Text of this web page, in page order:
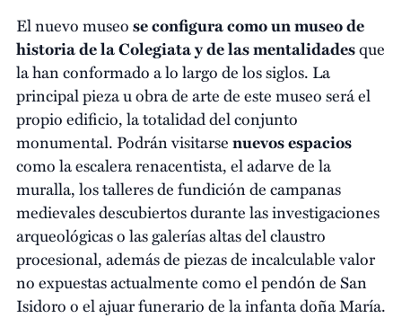
El nuevo museose configura como un museo de
historia de la Colegiata y de las mentalidadesque
la han conformado a lo largo de los siglos. La
principal pieza u obra de arte de este museo será el
propio edificio, la totalidad del conjunto
monumental. Podrán visitarsenuevos espacios
como la escalera renacentista, el adarve de la
muralla, los talleres de fundición de campanas
medievales descubiertos durante las investigaciones
arqueológicas o las galerías altas del claustro
procesional, además de piezas de incalculable valor
no expuestas actualmente como el pendón de San
Isidoro o el ajuar funerario de la infanta doña María.